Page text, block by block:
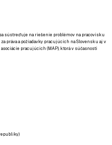
sústreďuje na riešenie problémov na pracovisku
práva a požiadavky pracujúcich na Slovensku aj v
pracujúcich (MAP), ktorá v súčasnosti